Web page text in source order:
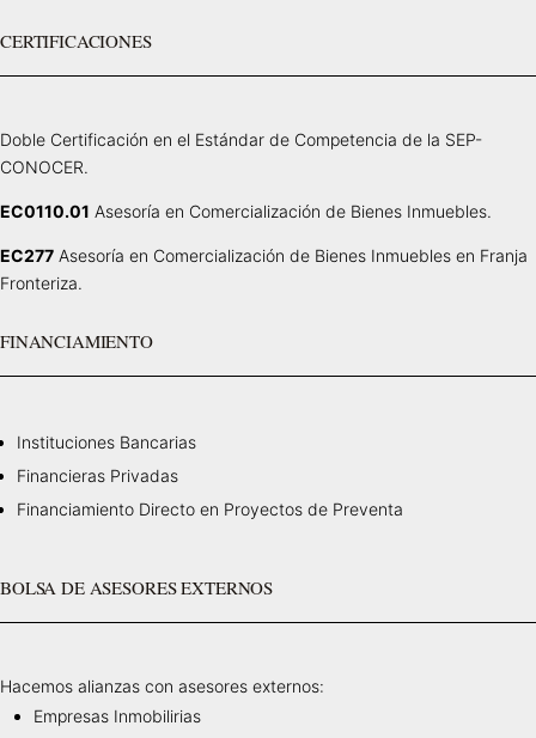
CERTIFICACIONES
Doble Certificación en el Estándar de Competencia de la SEP-
CONOCER.
EC0110.01 Asesoría en Comercialización de Bienes Inmuebles.
EC277 Asesoría en Comercialización de Bienes Inmuebles en Franja
Fronteriza.
FINANCIAMIENTO
Instituciones Bancarias
Financieras Privadas
Financiamiento Directo en Proyectos de Preventa
BOLSA DE ASESORES EXTERNOS
Hacemos alianzas con asesores externos:
Empresas Inmobilirias